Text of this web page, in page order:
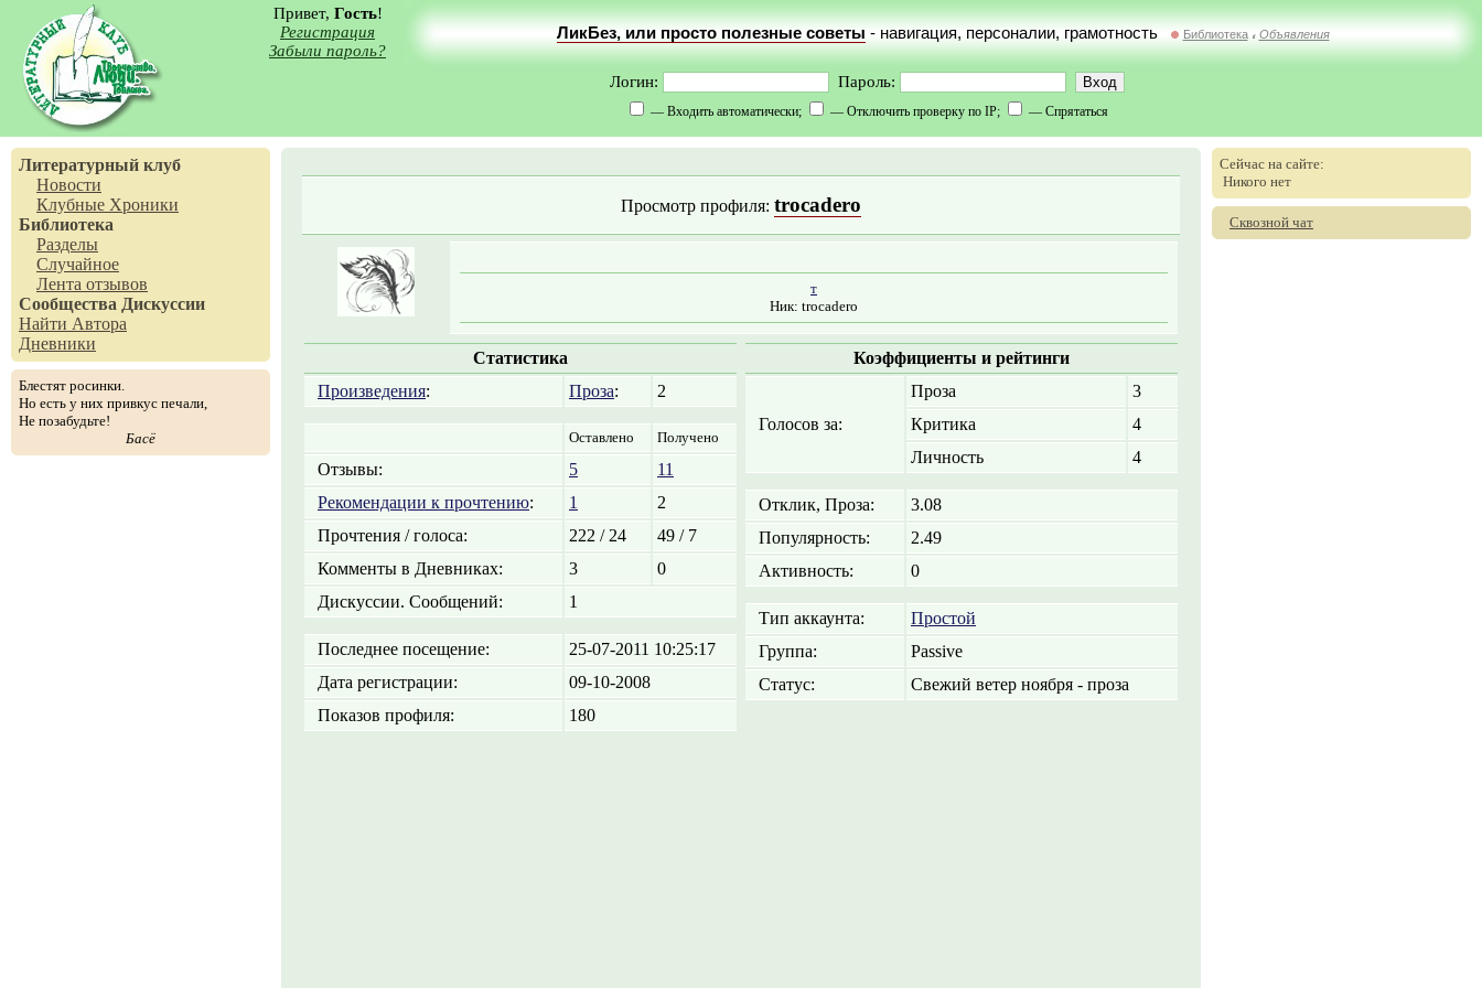
Привет, Гость!
Регистрация
Забыли пароль?
ЛикБез, или просто полезные советы - навигация, персоналии, грамотность Библиотека // Объявления
Логин: Пароль:
— Входить автоматически; — Отключить проверку по IP; — Спрятаться
Литературный клуб
Новости
Клубные Хроники
Библиотека
Разделы
Случайное
Лента отзывов
Сообщества Дискуссии
Найти Автора
Дневники
Блестят росинки.
Но есть у них привкус печали,
Не позабудьте!
Басё
Просмотр профиля: trocadero
т
Ник: trocadero
Статистика
Произведения: Проза: 2
Оставлено Получено
Отзывы: 5
11
Рекомендации к прочтению: 1
2
Прочтения / голоса:
222 / 24
49 / 7
Комменты в Дневниках:
3
0
Дискуссии. Сообщений:
1
Последнее посещение:
25-07-2011 10:25:17
Дата регистрации:
09-10-2008
Показов профиля:
180
Коэффициенты и рейтинги
Голосов за:
Проза
3
Критика
4
Личность
4
Отклик, Проза:
3.08
Популярность:
2.49
Активность:
0
Тип аккаунта:
Простой
Группа:
Passive
Статус:
Свежий ветер ноября - проза
Сейчас на сайте:
Никого нет
Сквозной чат